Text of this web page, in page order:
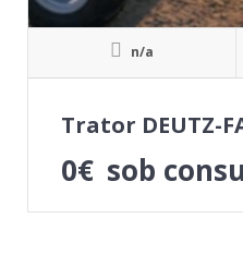
n/a
Trator DEUTZ-
0€ sob